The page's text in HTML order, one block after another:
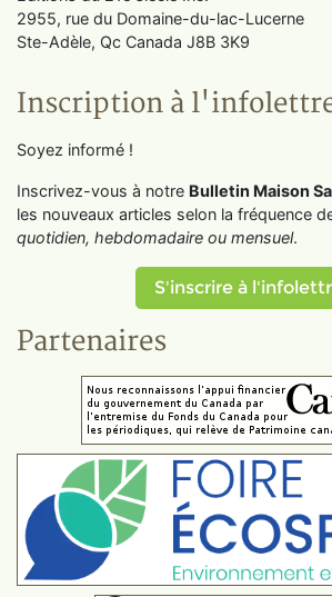
2955, rue du Domaine-du-lac-Lucerne
Ste-Adèle, Qc Canada J8B 3K9
Inscription à
Soyez informé !
Inscrivez-vous à notre Bulletin Maison
les nouveaux articles selon la fréquence
quotidien, hebdomadaire ou mensuel.
S'inscrire à
Partenaires